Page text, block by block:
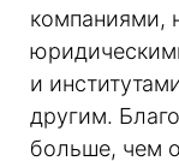
компаниями,
и
другим.
больше, чем